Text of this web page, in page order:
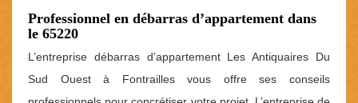
Professionnel en débarras d’appartement dans
le 65220
L’entreprise débarras d’appartement Les Antiquaires Du
Sud Ouest à Fontrailles vous offre ses conseils